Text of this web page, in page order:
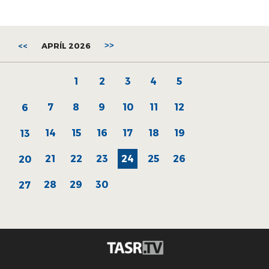
<< APRÍL 2026 >>
1 2 3 4 5
6 7 8 9 10 11 12
13 14 15 16 17 18 19
20 21 22 23 24 25 26
27 28 29 30